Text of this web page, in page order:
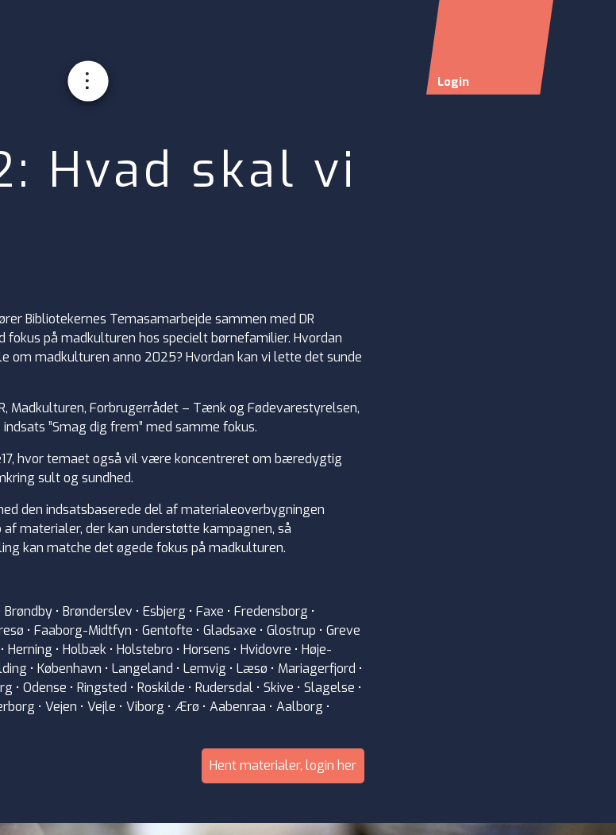
Login
Hvad skal vi
Bibliotekernes Temasamarbejde sammen med DR
fokus på madkulturen hos specielt børnefamilier. Hvordan
om madkulturen anno 2025? Hvordan kan vi lette det sunde
Madkulturen, Forbrugerrådet – Tænk og Fødevarestyrelsen,
”Smag dig frem” med samme fokus.
hvor temaet også vil være koncentreret om bæredygtig
sult og sundhed.
den indsatsbaserede del af materialeoverbygningen
materialer, der kan understøtte kampagnen, så
kan matche det øgede fokus på madkulturen.
• Brønderslev • Esbjerg • Faxe • Fredensborg •
• Faaborg-Midtfyn • Gentofte • Gladsaxe • Glostrup • Greve
Herning • Holbæk • Holstebro • Horsens • Hvidovre • Høje-
• København • Langeland • Lemvig • Læsø • Mariagerfjord •
• Odense • Ringsted • Roskilde • Rudersdal • Skive • Slagelse •
• Vejen • Vejle • Viborg • Ærø • Aabenraa • Aalborg •
Hent materialer, login her